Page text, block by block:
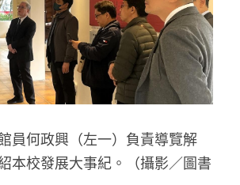
員何政興（左一）負責導覽解
本校發展大事紀。（攝影／圖書